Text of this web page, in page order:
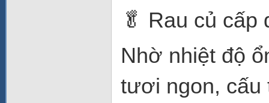
🥬 Rau củ cấp
Nhờ nhiệt độ
tươi ngon, cấu